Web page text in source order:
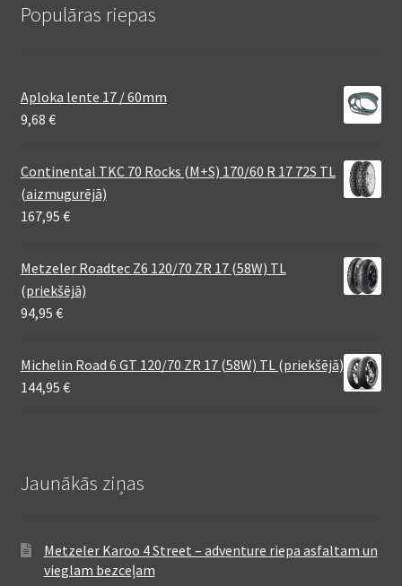
Populāras riepas
Aploka lente 17 / 60mm
9,68 €
Continental TKC 70 Rocks (M+S) 170/60 R 17 72S TL
(aizmugurējā)
167,95 €
Metzeler Roadtec Z6 120/70 ZR 17 (58W) TL
(priekšējā)
94,95 €
Michelin Road 6 GT 120/70 ZR 17 (58W) TL (priekšējā)
144,95 €
Jaunākās ziņas
Metzeler Karoo 4 Street – adventure riepa asfaltam un
vieglam bezceļam